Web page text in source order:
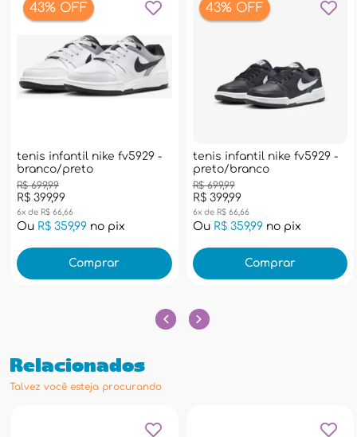
43% OFF
tenis infantil nike fv5929 -
branco/preto
R$ 399,99
R$ 699,99
6x de R$ 66,66
Ou R$ 359,99 no pix
Comprar
43% OFF
tenis infantil nike fv5929 -
preto/branco
R$ 399,99
R$ 699,99
6x de R$ 66,66
Ou R$ 359,99no pix
Comprar
Relacionados
Talvez você esteja procurando